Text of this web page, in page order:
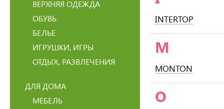
ВЕРХНЯЯ ОДЕЖДА
ОБУВЬ
БЕЛЬЕ
ИГРУШКИ, ИГРЫ
ОТДЫХ, РАЗВЛЕЧЕНИЯ
ДЛЯ ДОМА
МЕБЕЛЬ
INTERTOP
M
MONTON
O